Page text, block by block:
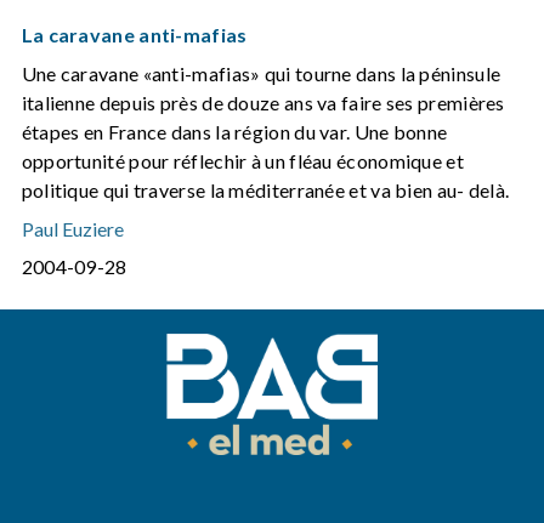
La caravane anti-mafias
Une caravane «anti-mafias» qui tourne dans la péninsule
italienne depuis près de douze ans va faire ses premières
étapes en France dans la région du var. Une bonne
opportunité pour réflechir à un fléau économique et
politique qui traverse la méditerranée et va bien au- delà.
Paul Euziere
2004-09-28